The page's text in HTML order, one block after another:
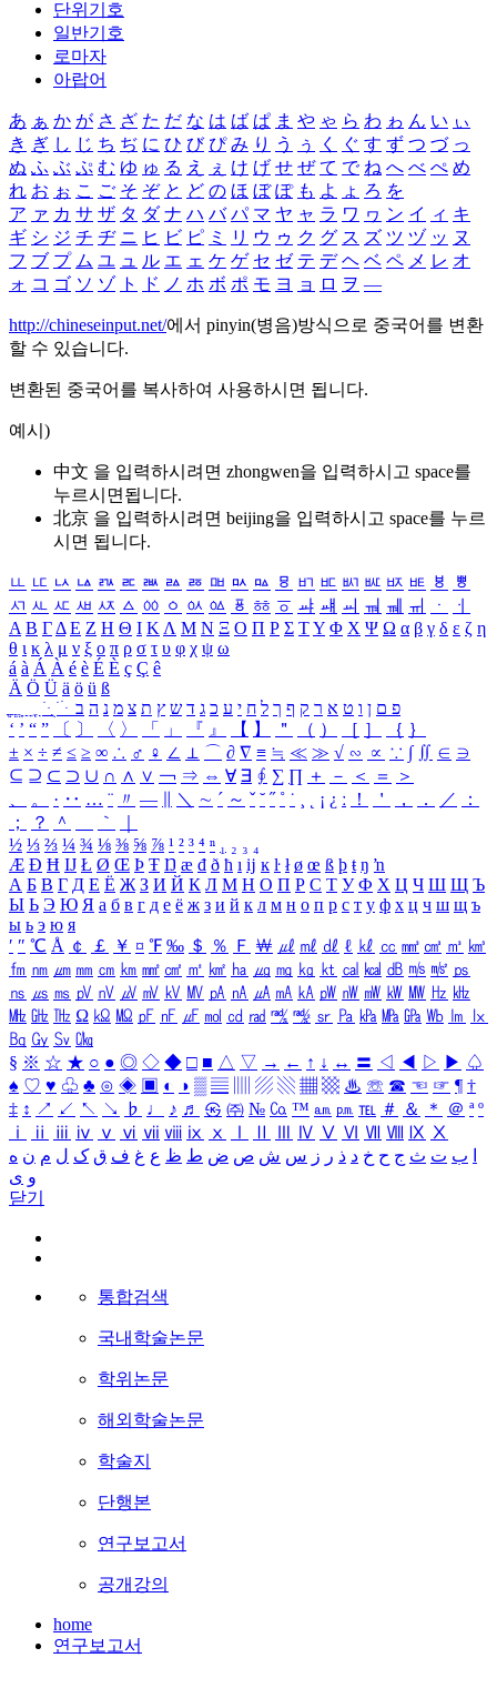
단위기호
일반기호
로마자
아랍어
あ ぁ か が さ ざ た だ な は ば ぱ ま や ゃ ら わ ゎ ん い ぃ
き ぎ し じ ち ぢ に ひ び ぴ み り う ぅ く ぐ す ず つ づ っ
ぬ ふ ぶ ぷ む ゆ ゅ る え ぇ け げ せ ぜ て で ね へ べ ぺ め
れ お ぉ こ ご そ ぞ と ど の ほ ぼ ぽ も よ ょ ろ を
ア ァ カ サ ザ タ ダ ナ ハ バ パ マ ヤ ャ ラ ワ ヮ ン イ ィ キ
ギ シ ジ チ ヂ ニ ヒ ビ ピ ミ リ ウ ゥ ク グ ス ズ ツ ヅ ッ ヌ
フ ブ プ ム ユ ュ ル エ ェ ケ ゲ セ ゼ テ デ ヘ ベ ペ メ レ オ
ォ コ ゴ ソ ゾ ト ド ノ ホ ボ ポ モ ヨ ョ ロ ヲ ―
http://chineseinput.net/에서 pinyin(병음)방식으로 중국어를 변환
할 수 있습니다.
변환된 중국어를 복사하여 사용하시면 됩니다.
예시)
中文 을 입력하시려면 zhongwen을 입력하시고 space를
누르시면됩니다.
北京 을 입력하시려면 beijing을 입력하시고 space를 누르
시면 됩니다.
ㅥ ㅦ ㅧ ㅨ ㅩ ㅪ ㅫ ㅬ ㅭ ㅮ ㅯ ㅰ ㅱ ㅲ ㅳ ㅴ ㅵ ㅶ ㅷ ㅸ
ㅹ
ㅺ ㅻ ㅼ ㅽ ㅾ ㅿ ㆀ ㆁ ㆂ ㆃ ㆄ ㆅ ㆆ ㆇ ㆈ ㆉ ㆊ ㆋ ㆌ ㆍ
ㆎ
Α Β ΓΔ Ε Ζ Η Θ Ι ΚΛ Μ Ν Ξ Ο Π Ρ Σ ΤΥ Φ Χ Ψ Ω α β γ δ ε ζ η
θ ι κ λ μ ν ξ ο π ρ σ τ υ φ χ ψ ω
á à Á À é è É È ç Ç ê
Ä Ö Ü ä ö ü ß
ִֶֹ ֻּ ׁׂ פ ם ן ו ט א ר ק ף ך ל ח י ע כ ג ד ש ץ ת צ מ נ ה ב
‘ ’ “ ” 〔 〕 〈 〉 「 」 『 』 【 】 ＂ （ ） ［ ］ ｛ ｝
± × ÷ ≠ ≤ ≥ ∞ ∴ ♂ ♀ ∠ ⊥ ⌒ ∂ ∇ ≡ ≒ ≪ ≫ √ ∽ ∝ ∵ ∫ ∬ ∈ ∋
⊆ ⊇ ⊂ ⊃ ∪ ∩ ∧ ∨ ￢ ⇒ ⇔ ∀ ∃ ∮ ∑ ∏ ＋ － ＜ ＝
＞
、
。 · ‥ … ¨ 〃 ― ＼ ∼ ´ ～ ˇ ˘ ˝ ˚ ˙ ¸ ¡ ¿ ː ！ ＇ ， ． ／
：
；
？ ＾ ｀
½ ⅓ ⅔ ¼ ¾ ⅛ ⅜ ⅝ ⅞ ¹ ² ³ ⁴ ⁿ ₁ ₂ ₃ ₄
Æ Ð Ħ Ĳ Ł Ø Œ Þ Ŧ Ŋ æ đ ð ħ ı ĳ ĸ ŀ ł ø œ ß þ ŧ ŋ ŉ
А Б В Г Д Е Ё Ж З И Й К Л М Н О П Р С Т У Ф Х Ц Ч Ш Щ Ъ
Ы Ь Э Ю Я а б в г д е ё ж з и й к л м н о п р с т у ф х ц ч ш щ ъ
ы ь э ю я
′ ″ ℃ Å ￠ ￡ ￥ ¤ ℉ ‰ ＄ ％ Ｆ ￦ ㎕ ㎖ ㎗ ℓ ㎘ ㏄ ㎣ ㎤ ㎥ ㎦
㎙ ㎚ ㎛ ㎜ ㎝ ㎞ ㎟ ㎠ ㎡ ㎢ ㏊ ㎍ ㎎ ㎏ ㏏ ㎈ ㎉ ㏈ ㎧ ㎨ ㎰
㎱ ㎲ ㎳ ㎴ ㎵ ㎶ ㎷ ㎸ ㎹ ㎀ ㎁ ㎂ ㎃ ㎄ ㎺ ㎻ ㎽ ㎾ ㎿ ㎐ ㎑
㎒ ㎓ ㎔ Ω ㏀ ㏁ ㎊ ㎋ ㎌ ㏖ ㏅ ㎭ ㎮ ㎯ ㏛ ㎩ ㎪ ㎫ ㎬ ㏝ ㏐
㏓
㏃ ㏉ ㏜ ㏆
§ ※ ☆ ★ ○ ● ◎ ◇ ◆ □ ■ △ ▽ → ← ↑ ↓ ↔ 〓 ◁ ◀ ▷ ▶ ♤
♠ ♡ ♥ ♧ ♣ ⊙ ◈ ▣ ◐ ◑ ▒ ▤ ▨ ▧ ▦ ▩ ♨ ☏ ☎ ☜ ☞ ¶ †
‡ ↕ ↗ ↙ ↖ ↘ ♭ ♩ ♪ ♬ ㉿ ㈜ № ㏇ ™ ㏂ ㏘ ℡ ＃ ＆ ＊ ＠ ª º
ⅰ
ⅱ ⅲ ⅳ ⅴ ⅵ ⅶ ⅷ ⅸ ⅹ Ⅳ Ⅴ Ⅵ Ⅶ Ⅷ Ⅸ Ⅹ
ب ت ث ج ح خ د ذ ر ز س ش ص ض ط ظ ع غ ف ق ک ل م ن ه
و ی
닫기
통합검색
국내학술논문
학위논문
해외학술논문
학술지
단행본
연구보고서
공개강의
home
연구보고서